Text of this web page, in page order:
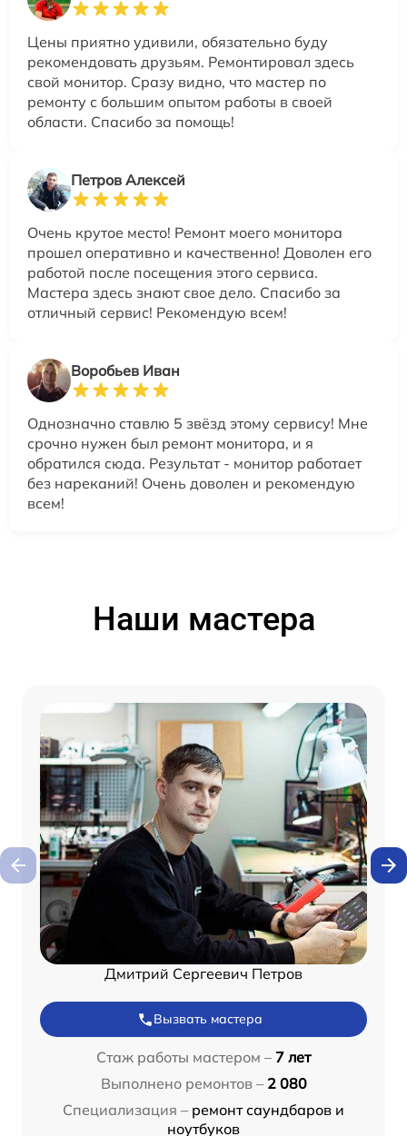
Цены приятно удивили, обязательно буду
рекомендовать друзьям. Ремонтировал здесь
свой монитор. Сразу видно, что мастер по
ремонту с большим опытом работы в своей
области. Спасибо за помощь!
Петров Алексей
Очень крутое место! Ремонт моего монитора
прошел оперативно и качественно! Доволен его
работой после посещения этого сервиса.
Мастера здесь знают свое дело. Спасибо за
отличный сервис! Рекомендую всем!
Воробьев Иван
Однозначно ставлю 5 звёзд этому сервису! Мне
срочно нужен был ремонт монитора, и я
обратился сюда. Результат - монитор работает
без нареканий! Очень доволен и рекомендую
всем!
Наши мастера
Дмитрий Сергеевич Петров
Вызвать мастера
Стаж работы мастером – 7 лет
Выполнено ремонтов – 2 080
Специализация – ремонт саундбаров и
ноутбуков